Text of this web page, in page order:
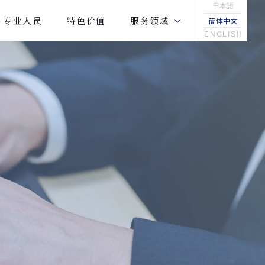
专业人员 特色价值 服务领域
日本語
簡体中文
ENGLISH